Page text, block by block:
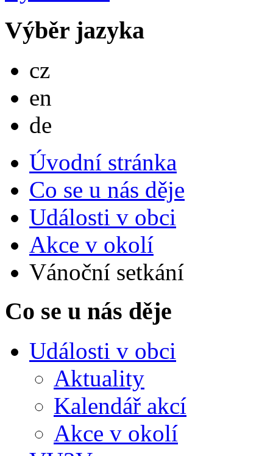
Výběr jazyka
cz
en
de
Úvodní stránka
Co se u nás děje
Události v obci
Akce v okolí
Vánoční setkání
Co se u nás děje
Události v obci
Aktuality
Kalendář akcí
Akce v okolí